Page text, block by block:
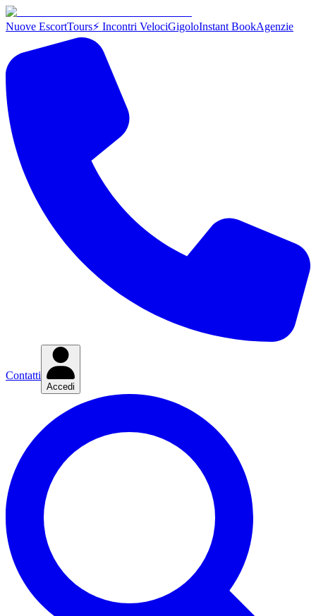
Nuove EscortTours⚡ Incontri VelociGigoloInstant BookAgenzie
Contatti
Accedi